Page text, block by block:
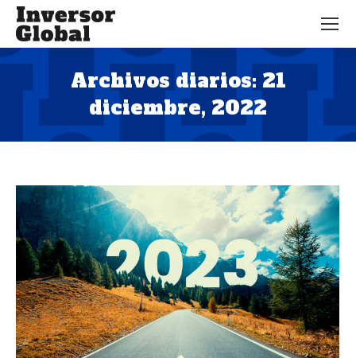
Archivos diarios: 21
diciembre, 2022
Estás aquí: